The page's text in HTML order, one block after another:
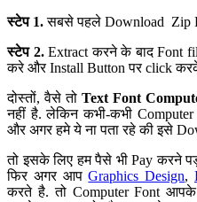
स्टेप 1.सबसे पहले Download Zip
स्टेप 2.Extract करने के बाद Font
करे और Install Button पर click
दोस्तों, वैसे तो Text Font
नहीं है. लेकिन कभी-कभी
और अगर हमे ये ना पता रहे की इसे
तो इसके लिए हम पैसे भी Pay करने
फिर अगर आपGraphics Design,
करते है. तो Computer Font